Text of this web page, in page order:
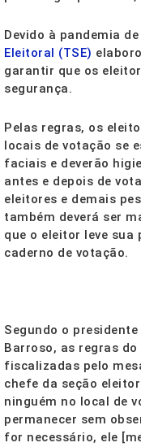
Devido à pandemia
Eleitoral (TSE)
garantir que os
segurança.
Pelas regras, os
locais de votação se
faciais e deverão
antes e depois de
eleitores e demais
também deverá ser
que o eleitor leve
caderno de votação.
Segundo o
Barroso, as regras
fiscalizadas pelo
chefe da seção
ninguém no local de
permanecer sem
for necessário, ele